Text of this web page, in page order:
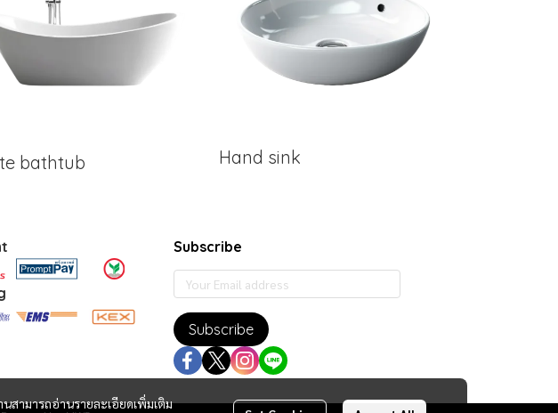
bathtub Hand sink
ามารถอ่านรายละเอียดเพิ่มเติม
Subscribe
Subscribe